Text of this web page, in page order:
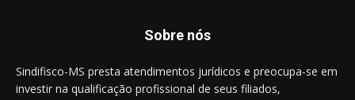
Sobre nós
Sindifisco-MS presta atendimentos jurídicos e preocupa-se em
investir na qualificação profissional de seus filiados,